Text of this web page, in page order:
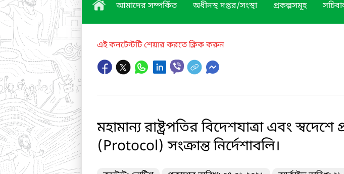
আমাদের সম্পর্কিত
অধীনস্থ দপ্তর/সংস্থা প্রকল্পসমূহ
এই কনটেন্টটি শেয়ার করতে ক্লিক করুন
মহামান্য রাষ্ট্রপতির বিদেশযাত্রা এবং
(Protocol) সংক্রান্ত নির্দেশাবলি।